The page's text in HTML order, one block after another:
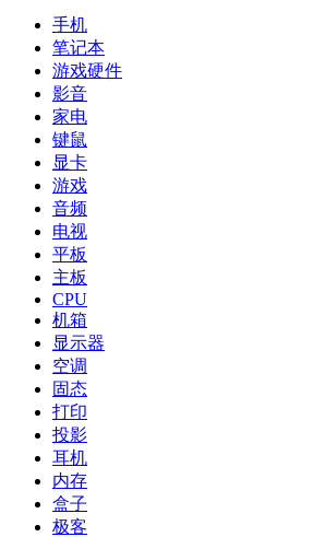
手机
笔记本
游戏硬件
影音
家电
键鼠
显卡
游戏
音频
电视
平板
主板
CPU
机箱
显示器
空调
固态
打印
投影
耳机
内存
盒子
极客